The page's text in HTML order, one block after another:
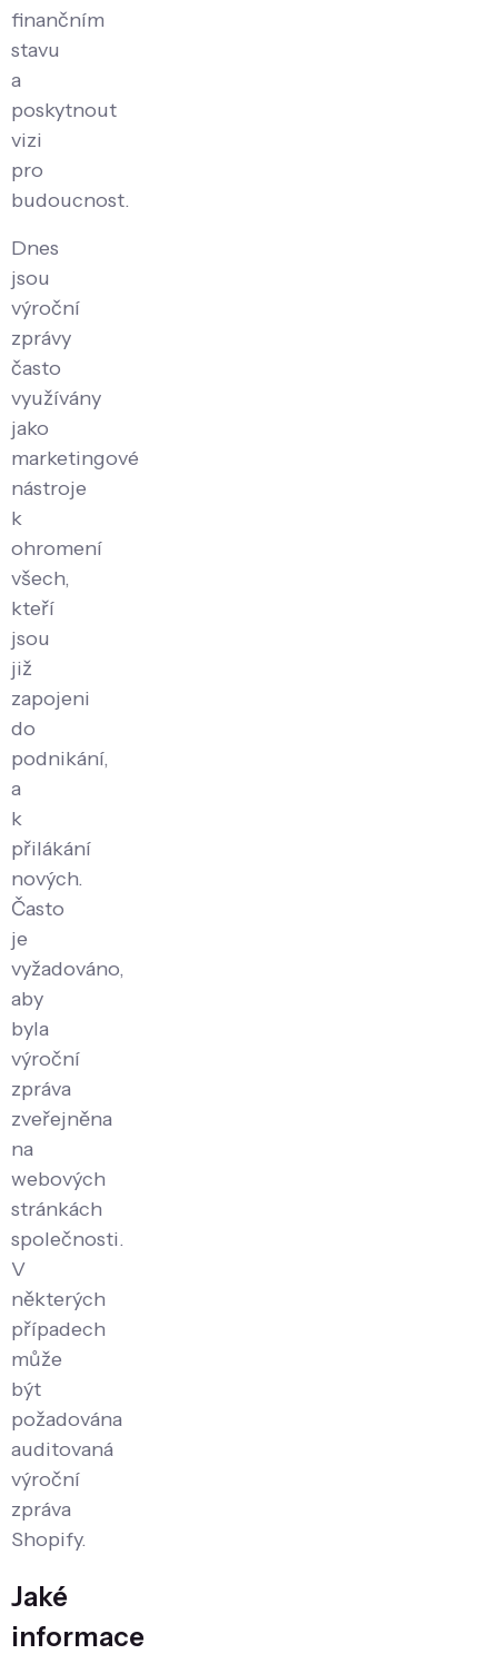
finančním
stavu
a
poskytnout
vizi
pro
budoucnost.
Dnes
jsou
výroční
zprávy
často
využívány
jako
marketingové
nástroje
k
ohromení
všech,
kteří
jsou
již
zapojeni
do
podnikání,
a
k
přilákání
nových.
Často
je
vyžadováno,
aby
byla
výroční
zpráva
zveřejněna
na
webových
stránkách
společnosti.
V
některých
případech
může
být
požadována
auditovaná
výroční
zpráva
Shopify.
Jaké
informace